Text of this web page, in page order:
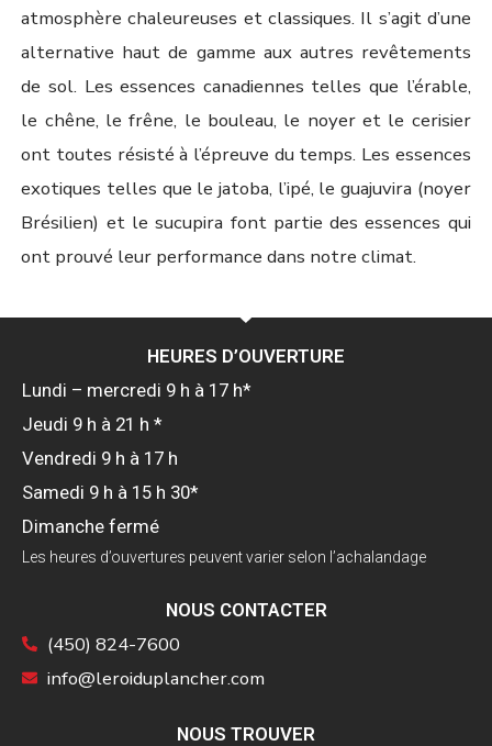
atmosphère chaleureuses et classiques. Il s’agit d’une
alternative haut de gamme aux autres revêtements
de sol. Les essences canadiennes telles que l’érable,
le chêne, le frêne, le bouleau, le noyer et le cerisier
ont toutes résisté à l’épreuve du temps. Les essences
exotiques telles que le jatoba, l’ipé, le guajuvira (noyer
Brésilien) et le sucupira font partie des essences qui
ont prouvé leur performance dans notre climat.
HEURES D’OUVERTURE
Lundi – mercredi 9 h à 17 h*
Jeudi 9 h à 21 h *
Vendredi 9 h à 17 h
Samedi 9 h à 15 h 30*
Dimanche fermé
Les heures d’ouvertures peuvent varier selon l’achalandage
NOUS CONTACTER
(450) 824-7600
info@leroiduplancher.com
NOUS TROUVER